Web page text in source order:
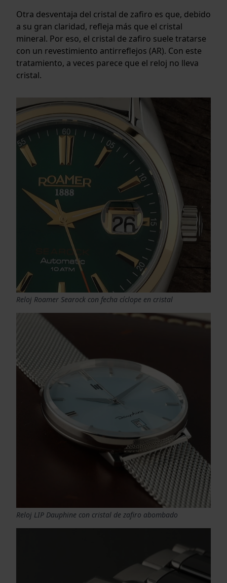
Otra desventaja del cristal de zafiro es que, debido
a su gran claridad, refleja más que el cristal
mineral. Por eso, el cristal de zafiro suele tratarse
con un revestimiento antirreflejos (AR). Con este
tratamiento, a veces parece que el reloj no lleva
cristal.
Reloj Roamer Searock con fecha cíclope en cristal
Reloj LIP Dauphine con cristal de zafiro abombado